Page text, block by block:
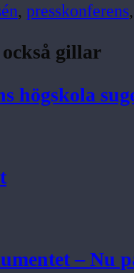
, presskonferens,
gillar
högskola
– Nu